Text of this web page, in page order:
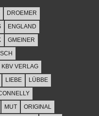
DROEMER
ENGLAND
GMEINER
KBV VERLAG
LIEBE
LÜBBE
MUT
ORIGINAL